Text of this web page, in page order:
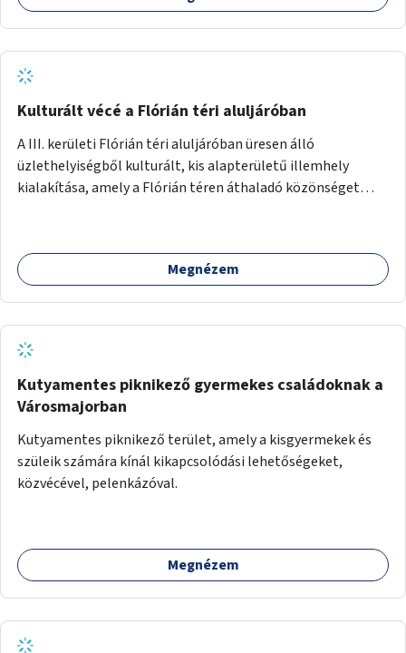
Kulturált vécé a Flórián téri aluljáróban
A III. kerületi Flórián téri aluljáróban üresen álló
üzlethelyiségből kulturált, kis alapterületű illemhely
kialakítása, amely a Flórián téren áthaladó közönséget
Megnézem
Kutyamentes piknikező gyermekes családoknak a
Városmajorban
Kutyamentes piknikező terület, amely a kisgyermekek és
szüleik számára kínál kikapcsolódási lehetőségeket,
közvécével, pelenkázóval.
Megnézem